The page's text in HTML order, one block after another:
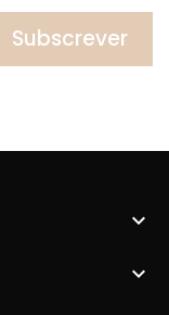
Subscrever

